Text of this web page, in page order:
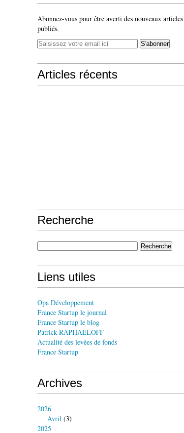
Abonnez-vous pour être averti des nouveaux articles
publiés.
Articles récents
Recherche
Liens utiles
Opa Développement
France Startup le journal
France Startup le blog
Patrick RAPHAELOFF
Actualité des levées de fonds
France Startup
Archives
2026
Avril (3)
2025